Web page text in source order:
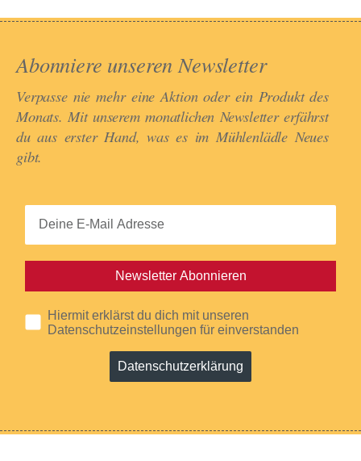
Abonniere unseren Newsletter​
Verpasse nie mehr eine Aktion oder ein Produkt des
Monats. Mit unserem monatlichen Newsletter erfährst
du aus erster Hand, was es im Mühlenlädle Neues
gibt.​
Newsletter Abonnieren
Hiermit erklärst du dich mit unseren
Datenschutzeinstellungen für einverstanden
Datenschutzerklärung